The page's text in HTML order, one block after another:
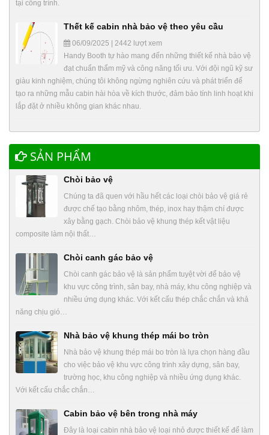
tại công trình.
Thết kế cabin nhà bảo vệ theo yêu cầu
06/09/2025 | 2442 lượt xem
Handy Booth tự hào mang đến những thiết kế nhà bảo vệ
đạt chuẩn thẩm mỹ và công năng tối ưu. Với đội ngũ kỹ sư
giàu kinh nghiệm, chúng tôi không ngừng nghiên cứu và phát triển để
tạo ra những mẫu cabin hài hòa về kích thước, đảm bảo tính linh hoạt khi
lắp đặt ở nhiều không gian khác nhau.
SẢN PHẨM
Chòi bảo vệ
Chúng ta đã quen với hầu hết các loại chòi bảo vệ giá rẻ
được chế tạo bằng nhôm, thép, inox hay thậm chí được
xây bằng gạch. Chòi bảo vệ khung thép kết vật liệu
composite làm nội thất…
Chòi canh gác bảo vệ
Chòi canh gác bảo vệ là sản phẩm tuyệt vời để bảo vệ
khu vực công trình, sân bay, nhà máy, khu công nghiệp và
nhiều ứng dụng khác. Với kết cấu thép chắc chắn và khả
năng chịu gió…
Nhà bảo vệ khung thép mái bo tròn
Nhà bảo vệ khung thép mái bo tròn là lựa chọn hàng đầu
cho việc bảo vệ khu vực công trình xây dựng, sân bay,
trường học, khu công nghiệp và nhiều ứng dụng khác.
Với kết cấu chắc chắn…
Cabin bảo vệ bên trong nhà máy
Đây là loại cabin nhà bảo vệ loại nhỏ được thiết kế để làm